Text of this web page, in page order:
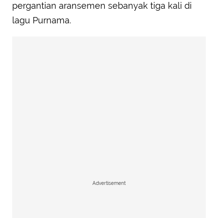
pergantian aransemen sebanyak tiga kali di
lagu Purnama.
Advertisement